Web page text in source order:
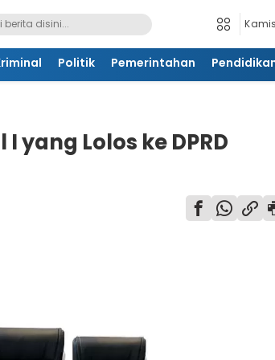
Politik Pemerintahan
yang Lolos ke DPRD